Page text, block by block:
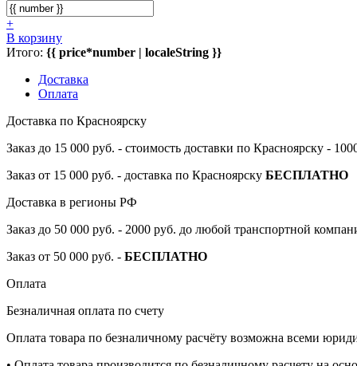
+
В корзину
Итого: {{ price*number | localeString }}
Доставка
Оплата
Доставка по Красноярску
Заказ до 15 000 руб. - стоимость доставки по Красноярску -
Заказ от 15 000 руб. - доставка по Красноярску БЕСПЛАТНО
Доставка в регионы РФ
Заказ до 50 000 руб. - 2000 руб. до любой транспортной
Заказ от 50 000 руб. - БЕСПЛАТНО
Оплата
Безналичная оплата по счету
Оплата товара по безналичному расчёту возможна всеми